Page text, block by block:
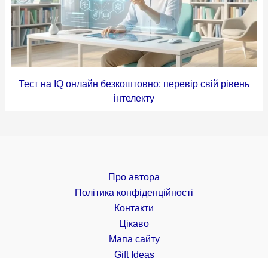
Тест на IQ онлайн безкоштовно: перевір свій рівень
інтелекту
Про автора
Політика конфіденційності
Контакти
Цікаво
Мапа сайту
Gift Ideas